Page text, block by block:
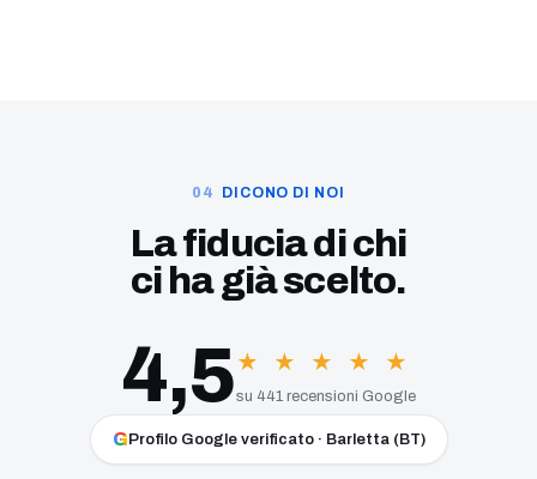
DICONO DI NOI
La fiducia di chi
ci ha già scelto.
4,5★ ★ ★ ★ ★
su 441 recensioni Google
GProfilo Google verificato · Barletta (BT)